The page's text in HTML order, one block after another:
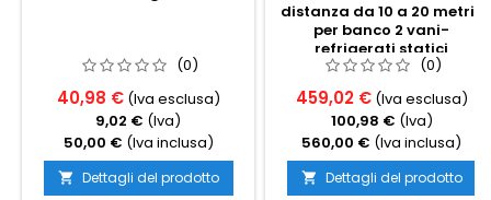
(0)
40,98 € (Iva esclusa)
9,02 € (Iva)
50,00 € (Iva inclusa)
 Dettagli del prodotto
distanza da 10 a 20 metri-
per banco 2 vani-
refrigerati statici
(0)
459,02 € (Iva esclusa)
100,98 € (Iva)
560,00 € (Iva inclusa)
 Dettagli del prodotto